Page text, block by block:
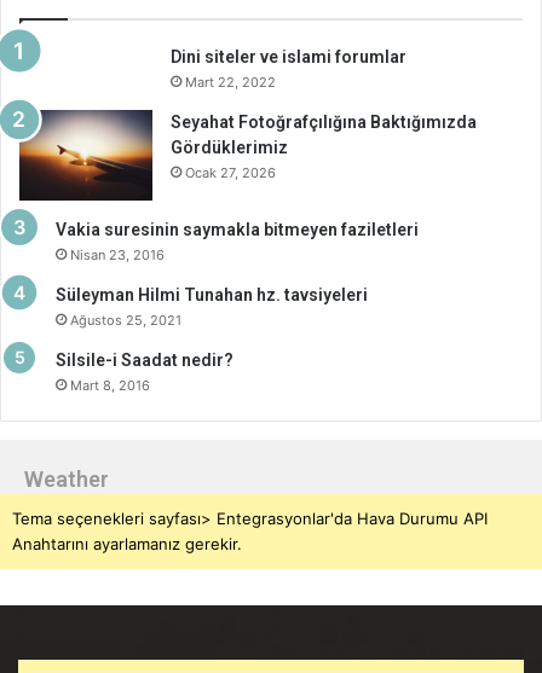
Dini siteler ve islami forumlar
Mart 22, 2022
Seyahat Fotoğrafçılığına Baktığımızda
Gördüklerimiz
Ocak 27, 2026
Vakia suresinin saymakla bitmeyen faziletleri
Nisan 23, 2016
Süleyman Hilmi Tunahan hz. tavsiyeleri
Ağustos 25, 2021
Silsile-i Saadat nedir?
Mart 8, 2016
Weather
Tema seçenekleri sayfası> Entegrasyonlar'da Hava Durumu API
Anahtarını ayarlamanız gerekir.